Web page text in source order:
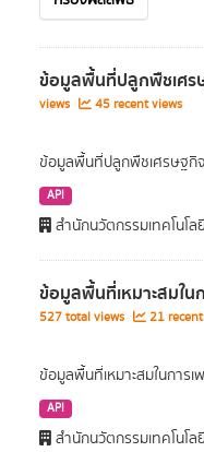
ข้อมูลพื้นที่ปลูกพืชเศร
views
45 recent views
ข้อมูลพื้นที่ปลูกพืชเศรษฐกิ
API
สำนักนวัตกรรมเทคโนโ
ข้อมูลพื้นที่เหมาะสมใน
527 total views 21
ข้อมูลพื้นที่เหมาะสมในการ
API
สำนักนวัตกรรมเทคโนโ